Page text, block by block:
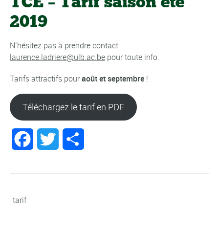
2019
N’hésitez pas à prendre contact
laurence.ladriere@ulb.ac.be pour toute info.
Tarifs attractifs pouraoût et septembre !
Téléchargez le tarif en PDF
FacebookTwitter
tarif